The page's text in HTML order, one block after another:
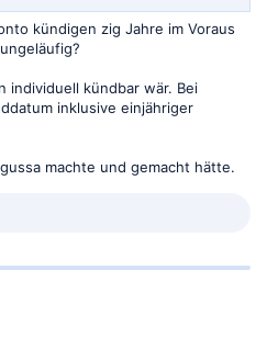
kündigen zig Jahre im Voraus
individuell kündbar wär. Bei
inklusive einjähriger
machte und gemacht hätte.